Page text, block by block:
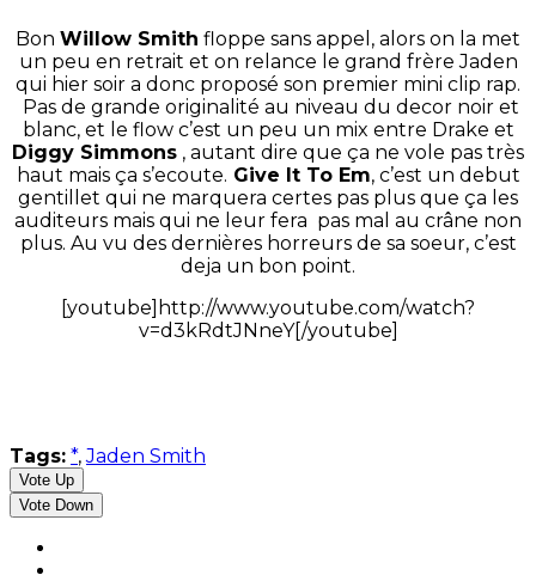
Bon Willow Smith floppe sans appel, alors on la met
un peu en retrait et on relance le grand frère Jaden
qui hier soir a donc proposé son premier mini clip rap.
Pas de grande originalité au niveau du decor noir et
blanc, et le flow c’est un peu un mix entre Drake et
Diggy Simmons , autant dire que ça ne vole pas très
haut mais ça s’ecoute. Give It To Em, c’est un debut
gentillet qui ne marquera certes pas plus que ça les
auditeurs mais qui ne leur fera pas mal au crâne non
plus. Au vu des dernières horreurs de sa soeur, c’est
deja un bon point.
[youtube]http://www.youtube.com/watch?
v=d3kRdtJNneY[/youtube]
Tags: *,Jaden Smith
Vote Up
Vote Down